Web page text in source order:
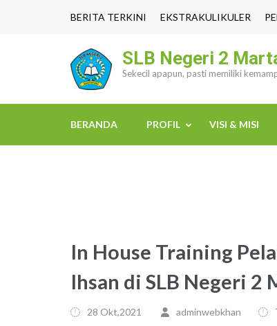
BERITA TERKINI EKSTRAKULIKULER
SLB Negeri 2
Sekecil apapun, pasti memiliki
BERANDA PROFIL VISI & MISI
In House Training
Ihsan di SLB Negeri 2
28 Okt,2021 adminwebkhan